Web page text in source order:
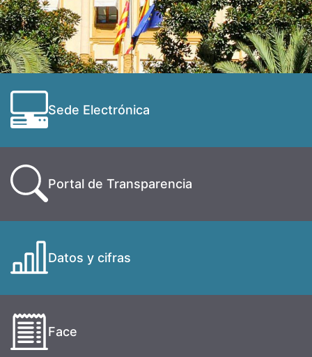
Sede Electrónica
Portal de Transparencia
Datos y cifras
Face